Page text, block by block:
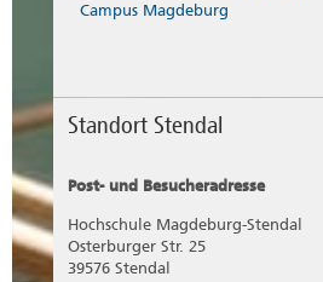
Campus Magdeburg
Standort Stendal
Post- und Besucheradresse
Hochschule Magdeburg-Stendal
Osterburger Str. 25
39576 Stendal